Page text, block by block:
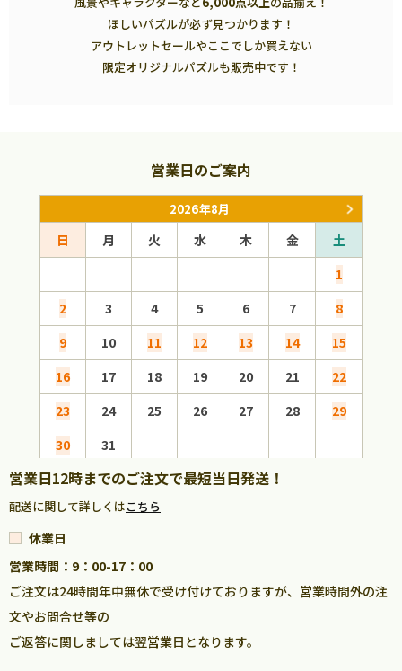
ほしいパズルが必ず見つかります！
アウトレットセールやここでしか買えない
限定オリジナルパズルも販売中です！
営業日のご案内
2026年8月
日 月 火 水 木 金
土
1
2
3 4 5 6 7
8
9
10 11 12 13 14
15
16
17 18 19 20 21
22
23
24 25 26 27 28
29
30
31
営業日12時までのご注文で最短当日発送！
配送に関して詳しくはこちら
休業日
営業時間：9：00-17：00
ご注文は24時間年中無休で受け付けておりますが、営業時間外の注
文やお問合せ等の
ご返答に関しましては翌営業日となります。